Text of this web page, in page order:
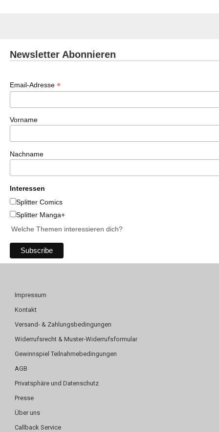
Newsletter Abonnieren
Email-Adresse *
Vorname
Nachname
Interessen
Splitter Comics
Splitter Manga+
Welche Themen interessieren dich?
Impressum
Kontakt
Versand- & Zahlungsbedingungen
Widerrufsrecht & Muster-Widerrufsformular
Gewinnspiel Teilnahmebedingungen
AGB
Privatsphäre und Datenschutz
Presse
Über uns
Callback Service